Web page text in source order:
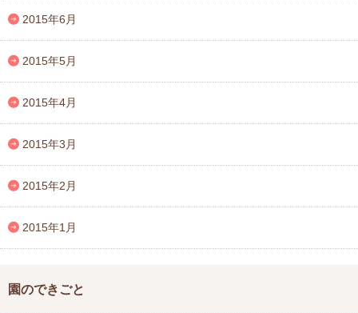
2015年6月
2015年5月
2015年4月
2015年3月
2015年2月
2015年1月
園のできごと